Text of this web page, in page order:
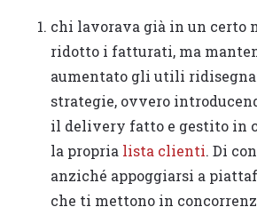
chi lavorava già in un certo
ridotto i fatturati, ma
aumentato gli utili
strategie, ovvero
il delivery fatto e gestito in
la propria lista clienti. Di
anziché appoggiarsi a
che ti mettono in